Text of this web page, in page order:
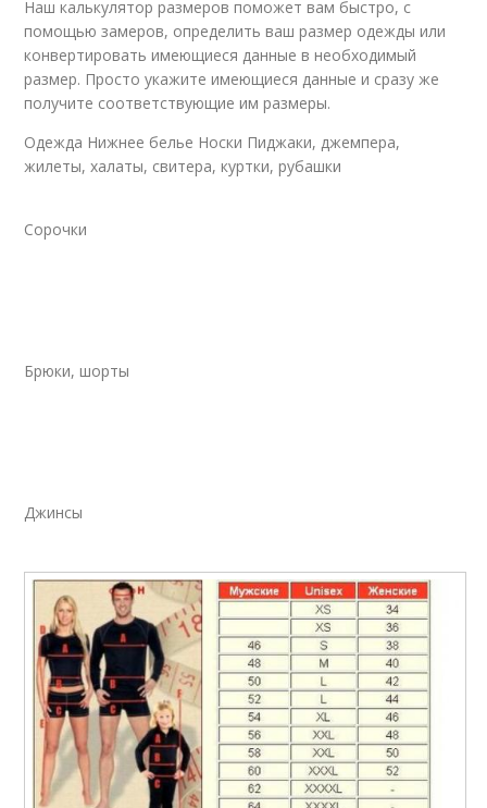
Наш калькулятор размеров поможет вам быстро, с
помощью замеров, определить ваш размер одежды или
конвертировать имеющиеся данные в необходимый
размер. Просто укажите имеющиеся данные и сразу же
получите соответствующие им размеры.
Одежда Нижнее белье Носки Пиджаки, джемпера,
жилеты, халаты, свитера, куртки, рубашки
Сорочки
Брюки, шорты
Джинсы